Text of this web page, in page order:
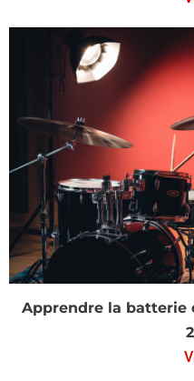
Apprendre la batterie